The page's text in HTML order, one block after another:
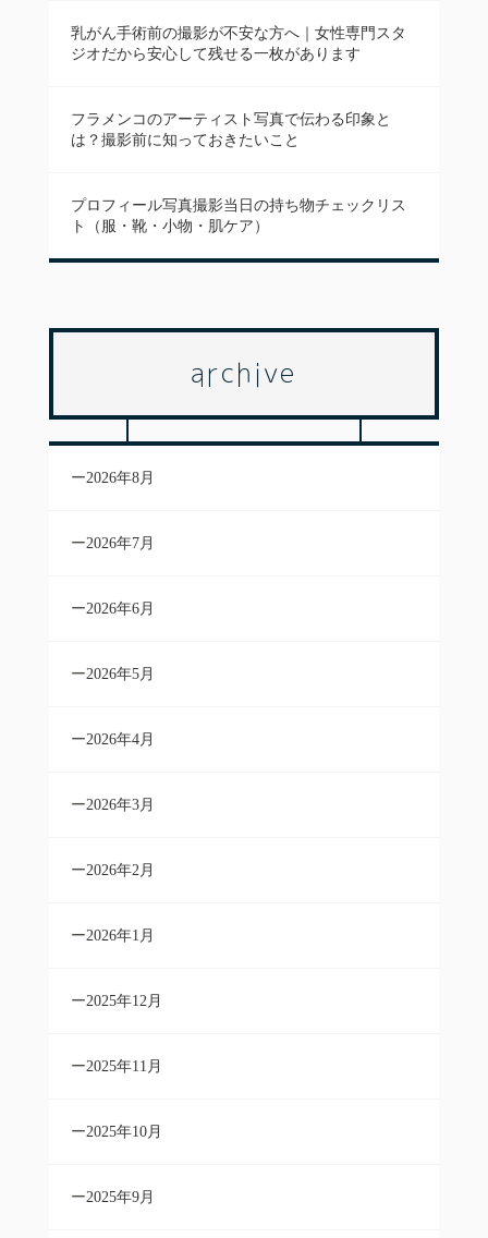
乳がん手術前の撮影が不安な方へ｜女性専門スタ
ジオだから安心して残せる一枚があります
フラメンコのアーティスト写真で伝わる印象と
は？撮影前に知っておきたいこと
プロフィール写真撮影当日の持ち物チェックリス
ト（服・靴・小物・肌ケア）
archive
2026年8月
2026年7月
2026年6月
2026年5月
2026年4月
2026年3月
2026年2月
2026年1月
2025年12月
2025年11月
2025年10月
2025年9月